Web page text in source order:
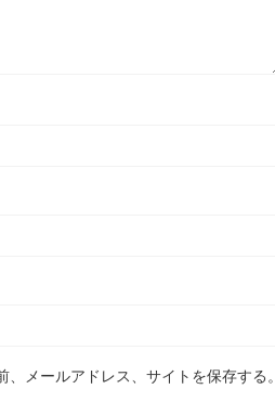
メールアドレス、サイトを保存する。